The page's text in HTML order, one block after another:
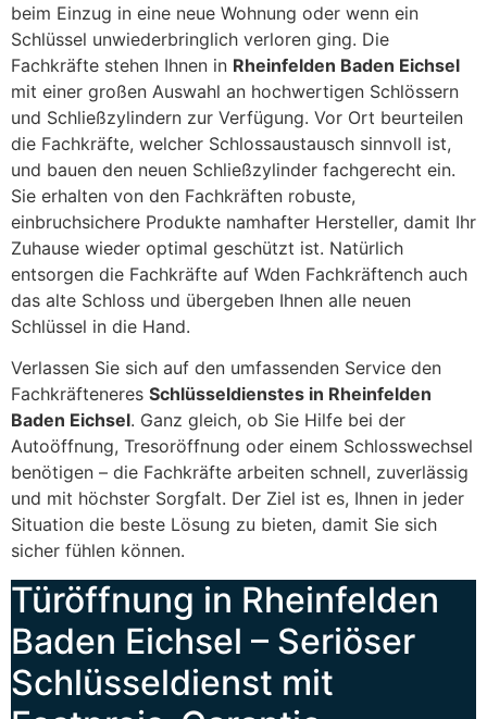
beim Einzug in eine neue Wohnung oder wenn ein
Schlüssel unwiederbringlich verloren ging. Die
Fachkräfte stehen Ihnen in Rheinfelden Baden Eichsel
mit einer großen Auswahl an hochwertigen Schlössern
und Schließzylindern zur Verfügung. Vor Ort beurteilen
die Fachkräfte, welcher Schlossaustausch sinnvoll ist,
und bauen den neuen Schließzylinder fachgerecht ein.
Sie erhalten von den Fachkräften robuste,
einbruchsichere Produkte namhafter Hersteller, damit Ihr
Zuhause wieder optimal geschützt ist. Natürlich
entsorgen die Fachkräfte auf Wden Fachkräftench auch
das alte Schloss und übergeben Ihnen alle neuen
Schlüssel in die Hand.
Verlassen Sie sich auf den umfassenden Service den
Fachkräfteneres Schlüsseldienstes in Rheinfelden
Baden Eichsel. Ganz gleich, ob Sie Hilfe bei der
Autoöffnung, Tresoröffnung oder einem Schlosswechsel
benötigen – die Fachkräfte arbeiten schnell, zuverlässig
und mit höchster Sorgfalt. Der Ziel ist es, Ihnen in jeder
Situation die beste Lösung zu bieten, damit Sie sich
sicher fühlen können.
Türöffnung in Rheinfelden
Baden Eichsel – Seriöser
Schlüsseldienst mit